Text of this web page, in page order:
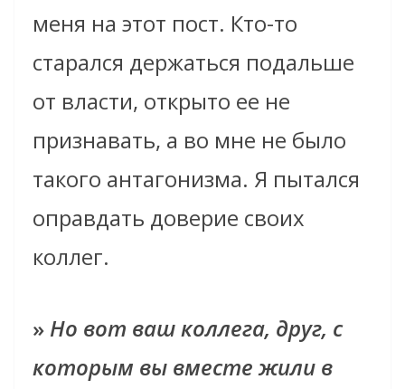
меня на этот пост. Кто-то
старался держаться подальше
от власти, открыто ее не
признавать, а во мне не было
такого антагонизма. Я пытался
оправдать доверие своих
коллег.
» Но вот ваш коллега, друг, с
которым вы вместе жили в